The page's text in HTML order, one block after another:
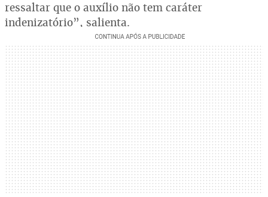
ressaltar que o auxílio não tem caráter
indenizatório”, salienta.